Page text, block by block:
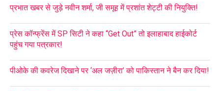
प्रभात खबर से जुड़े नवीन शर्मा, जी समूह में प्रशांत शेट्टी की नियुक्ति!
प्रेस कॉन्फ्रेंस में SP सिटी ने कहा “Get Out” तो इलाहाबाद हाईकोर्ट
पहुंच गया पत्रकार!
पीओके की कवरेज दिखाने पर ‘अल जज़ीरा’ को पाकिस्तान ने बैन कर दिया!